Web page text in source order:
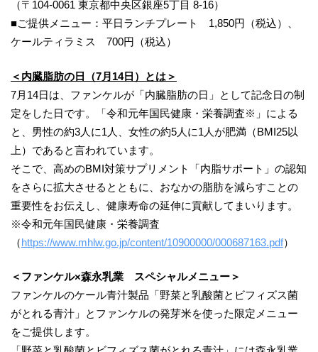
（〒104-0061 東京都中央区銀座5丁目 8-16）
■ご提供メニュー：平日ランチプレート 1,850円（税込）、
ケールティラミス 700円（税込）
＜内臓脂肪の日（7月14日）とは＞
7月14日は、ファンケルが「内臓脂肪の日」として記念日の制
定をした日です。「令和元年国民健康・栄養調査※」による
と、男性の約3人に1人、女性の約5人に1人が肥満（BMI25以
上）であると言われています。
そこで、高めのBMI対策サプリメント「内脂サポート」の認知
をさらに拡大させるとともに、おなかの脂肪を減らすことの
重要性をお伝えし、健康寿命の延伸に貢献してまいります。
※令和元年国民健康・栄養調査
（https://www.mhlw.go.jp/content/10900000/000687163.pdf）
＜ファンケル×森永乳業 スペシャルメニュー＞
ファンケルのケール青汁製品「野菜と乳酸菌とビフィズス菌
がとれる青汁」とファンケルの発芽米を使った限定メニュー
をご提供します。